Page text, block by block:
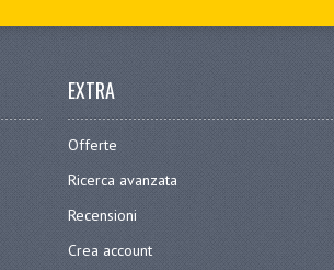
EXTRA
Offerte
Ricerca avanzata
Recensioni
Crea account